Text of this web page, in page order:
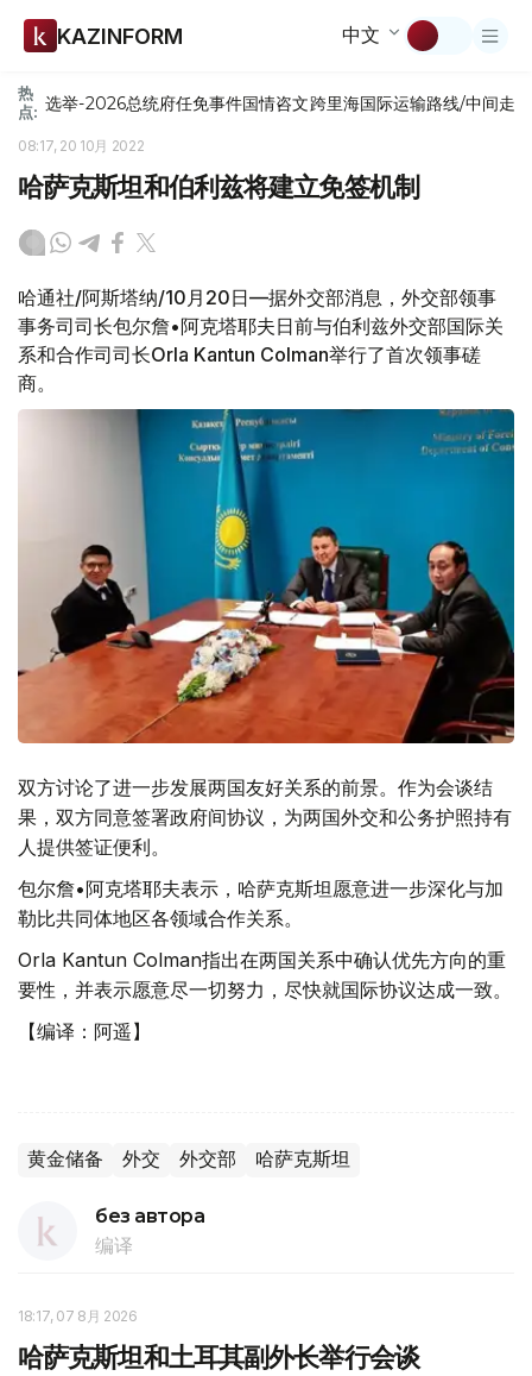
KAZINFORM 中文
热
点: 选举-2026总统府任免事件国情咨文跨里海国际运输路线/中间走廊
08:17, 20 10月 2022
哈萨克斯坦和伯利兹将建立免签机制
哈通社/阿斯塔纳/10月20日—据外交部消息，外交部领事
事务司司长包尔詹•阿克塔耶夫日前与伯利兹外交部国际关
系和合作司司长Orla Kantun Colman举行了首次领事磋
商。
双方讨论了进一步发展两国友好关系的前景。作为会谈结
果，双方同意签署政府间协议，为两国外交和公务护照持有
人提供签证便利。
包尔詹•阿克塔耶夫表示，哈萨克斯坦愿意进一步深化与加
勒比共同体地区各领域合作关系。
Orla Kantun Colman指出在两国关系中确认优先方向的重
要性，并表示愿意尽一切努力，尽快就国际协议达成一致。
【编译：阿遥】
黄金储备 外交 外交部 哈萨克斯坦
без автора
编译
18:17, 07 8月 2026
哈萨克斯坦和土耳其副外长举行会谈